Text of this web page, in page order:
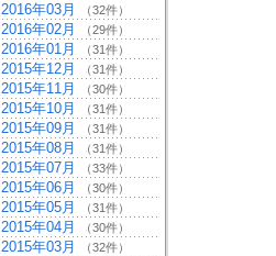
2016年03月 （32件）
2016年02月 （29件）
2016年01月 （31件）
2015年12月 （31件）
2015年11月 （30件）
2015年10月 （31件）
2015年09月 （31件）
2015年08月 （31件）
2015年07月 （33件）
2015年06月 （30件）
2015年05月 （31件）
2015年04月 （30件）
2015年03月 （32件）